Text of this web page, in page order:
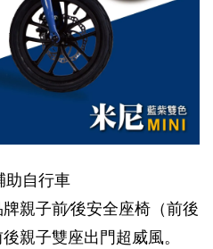
助自行車
親子前∕後安全座椅（前後
親子雙座出門超威風。